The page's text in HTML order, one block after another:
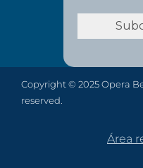
Copyright © 2025 Opera
reserved.
Área